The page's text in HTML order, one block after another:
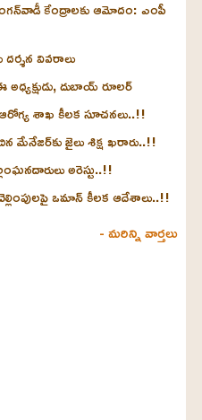
కేంద్రాలకు ఆమోదం: ఎంపీ
వివరాలు
దుబాయ్ రూలర్
శాఖ కీలక సూచనలు..!!
మేనేజర్‌కు జైలు శిక్ష ఖరారు..!!
అరెస్టు..!!
ఒమాన్ కీలక ఆదేశాలు..!!
- మరిన్ని వార్తలు